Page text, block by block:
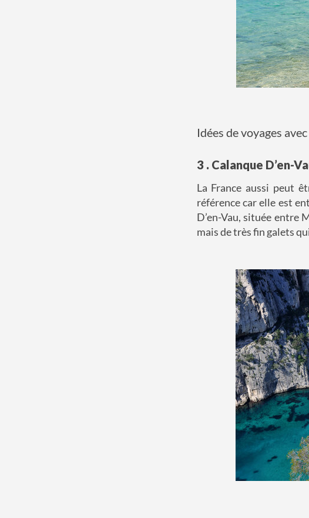
Idées de voyages
3 . Calanque D’en-
La France aussi peut
référence car elle est
D’en-Vau, située entre
mais de très fin galets